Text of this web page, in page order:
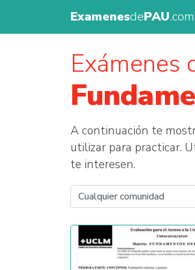
ExamenesdePAU.com
Exámenes
A continuación te
utilizar para practicar.
te interesen.